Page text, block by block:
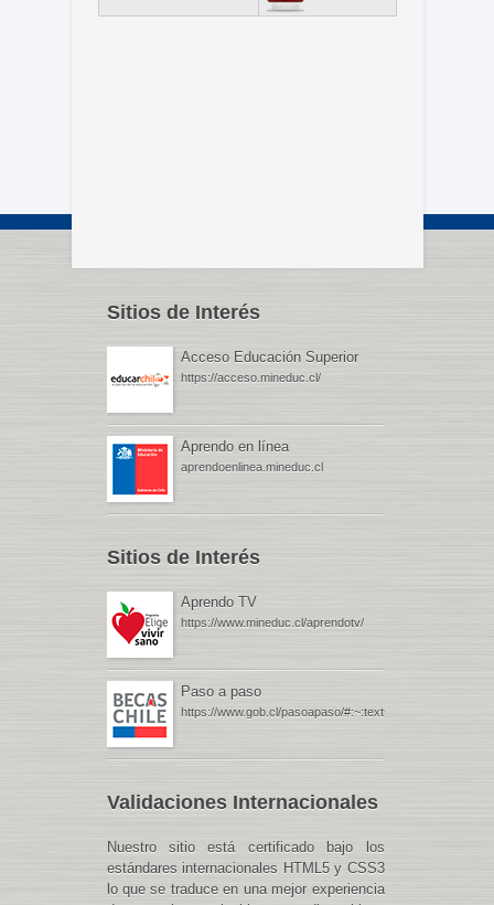
Sitios de Interés
Acceso Educación Superior
https://acceso.mineduc.cl/
Aprendo en línea
aprendoenlinea.mineduc.cl
Sitios de Interés
Aprendo TV
https://www.mineduc.cl/aprendotv/
Paso a paso
https://www.gob.cl/pasoapaso/
Validaciones Internacionales
Nuestro sitio está certificado bajo los
estándares internacionales HTML5 y CSS3
lo que se traduce en una mejor experiencia